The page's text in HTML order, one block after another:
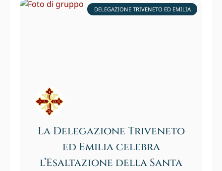
DELEGAZIONE TRIVENETO ED EMILIA
La Delegazione Triveneto
ed Emilia celebra
l’Esaltazione della Santa